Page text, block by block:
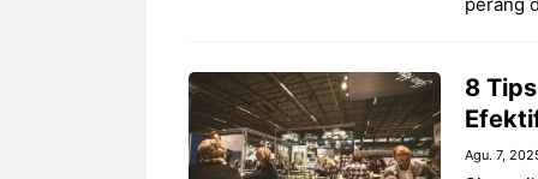
8
Agu. 7,